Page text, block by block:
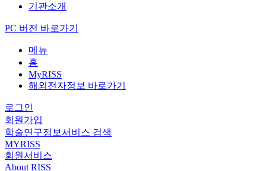
기관소개
PC 버전 바로가기
메뉴
홈
MyRISS
해외전자정보 바로가기
로그인
회원가입
학술연구정보서비스 검색
MYRISS
회원서비스
About RISS